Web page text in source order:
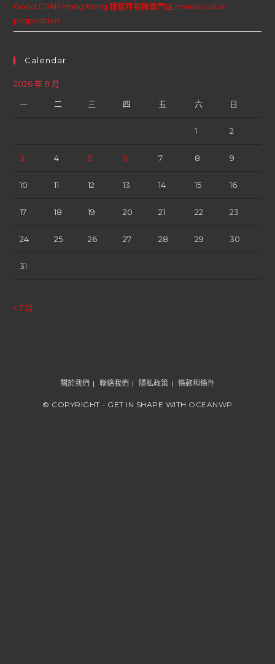
Good CPAP Hong Kong 睡眠呼吸機專門店 review value
proposition
Calendar
2026 年 8 月
一 二 三 四 五 六 日
1 2
3 4 5 6 7 8 9
10 11 12 13 14 15 16
17 18 19 20 21 22 23
24 25 26 27 28 29 30
31
« 7 月
關於我們 聯絡我們 隱私政策 條款和條件
© COPYRIGHT - GET IN SHAPE WITH OCEANWP